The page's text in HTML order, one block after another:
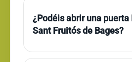
¿Podéis abrir una puerta
Sant Fruitós de Bages?